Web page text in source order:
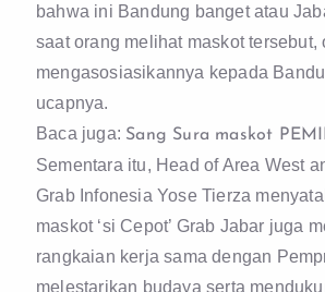
bahwa ini Bandung banget atau
saat orang melihat maskot tersebut,
mengasosiasikannya kepada
ucapnya.
Baca juga: Sang Sura maskot
Sementara itu, Head of Area West
Grab Infonesia Yose Tierza
maskot ‘si Cepot’ Grab Jabar juga
rangkaian kerja sama dengan
melestarikan budaya serta